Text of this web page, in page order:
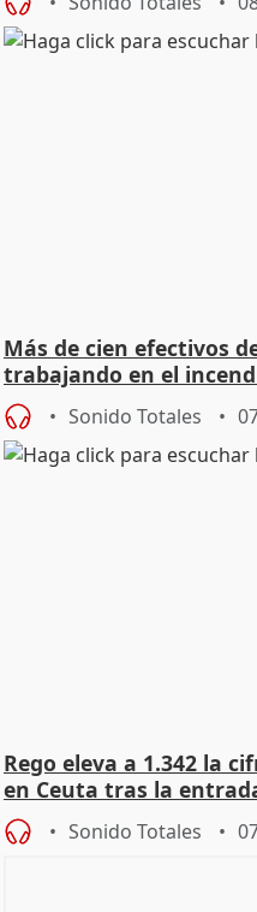
Más de cien efectivos
trabajando en el
Sonido Totales
Rego eleva a 1.342 la
en Ceuta tras la
Sonido Totales